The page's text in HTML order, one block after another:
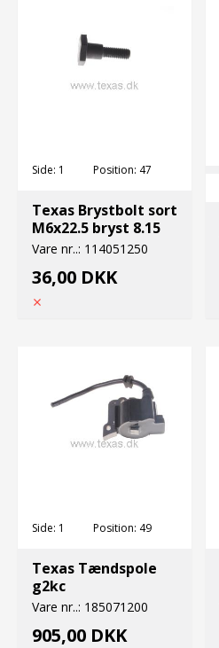
Side: 1 Position: 47
Texas Brystbolt sort
M6x22.5 bryst 8.15
Vare nr..: 114051250
36,00 DKK
Side: 1 Position: 49
Texas Tændspole
g2kc
Vare nr..: 185071200
905,00 DKK